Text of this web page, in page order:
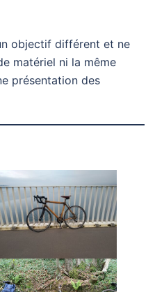
objectif différent et ne
matériel ni la même
présentation des